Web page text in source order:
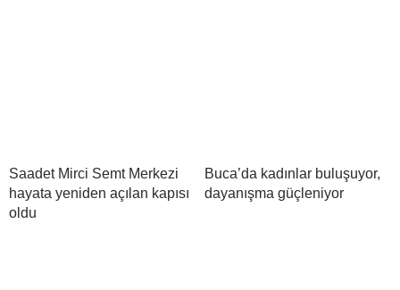
Saadet Mirci Semt Merkezi
hayata yeniden açılan kapısı
oldu
Buca’da kadınlar buluşuyor,
dayanışma güçleniyor